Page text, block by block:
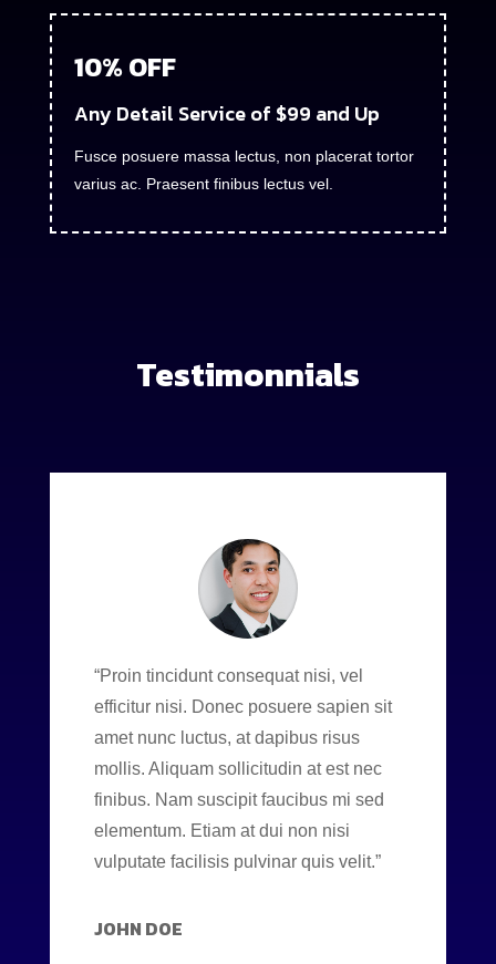
10% OFF
Any Detail Service of $99 and Up
Fusce posuere massa lectus, non placerat tortor
varius ac. Praesent finibus lectus vel.
Testimonnials
“Proin tincidunt consequat nisi, vel
efficitur nisi. Donec posuere sapien sit
amet nunc luctus, at dapibus risus
mollis. Aliquam sollicitudin at est nec
finibus. Nam suscipit faucibus mi sed
elementum. Etiam at dui non nisi
vulputate facilisis pulvinar quis velit.”
JOHN DOE